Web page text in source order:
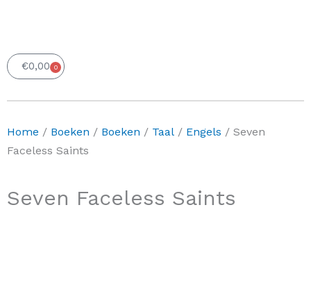
€0,00 0
Winkelwagen
Home / Boeken / Boeken / Taal / Engels / Seven
Faceless Saints
Seven Faceless Saints